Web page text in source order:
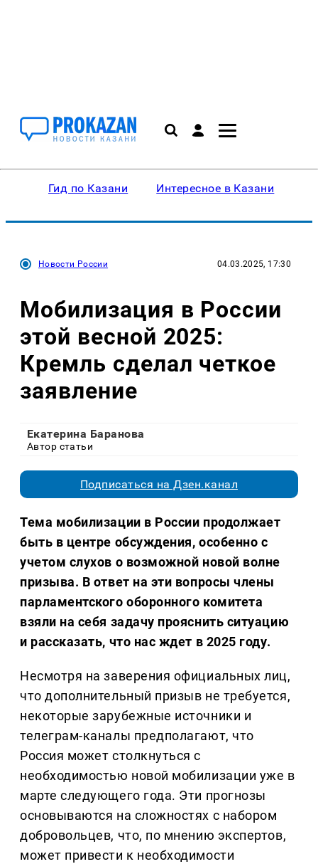
Гид по Казани Интересное в Казани
Новости России 04.03.2025, 17:30
Мобилизация в России
этой весной 2025:
Кремль сделал четкое
заявление
Екатерина Баранова
Автор статьи
Подписаться на Дзен.канал
Тема мобилизации в России продолжает
быть в центре обсуждения, особенно с
учетом слухов о возможной новой волне
призыва. В ответ на эти вопросы члены
парламентского оборонного комитета
взяли на себя задачу прояснить ситуацию
и рассказать, что нас ждет в 2025 году.
Несмотря на заверения официальных лиц,
что дополнительный призыв не требуется,
некоторые зарубежные источники и
телеграм-каналы предполагают, что
Россия может столкнуться с
необходимостью новой мобилизации уже в
марте следующего года. Эти прогнозы
основываются на сложностях с набором
добровольцев, что, по мнению экспертов,
может привести к необходимости